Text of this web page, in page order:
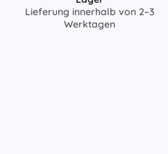
Lieferung innerhalb von 2–3
Werktagen